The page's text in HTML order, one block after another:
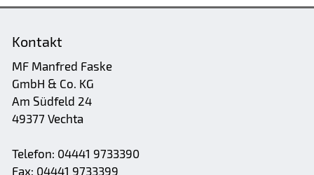
Kontakt
MF Manfred Faske
GmbH & Co. KG
Am Südfeld 24
49377 Vechta
Telefon: 04441 9733390
Fax: 04441 9733399